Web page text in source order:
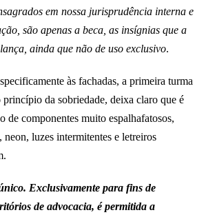
em nossa jurisprudência interna e
são apenas a beca, as insígnias que a
ainda que não de uso exclusivo.
às fachadas, a primeira turma
da sobriedade, deixa claro que é
de componentes muito espalhafatosos,
neon, luzes intermitentes e letreiros
Exclusivamente para fins de
de advocacia, é permitida a